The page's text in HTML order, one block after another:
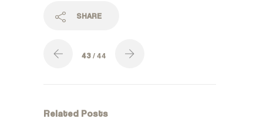
SHARE
43/ 44
Related Posts